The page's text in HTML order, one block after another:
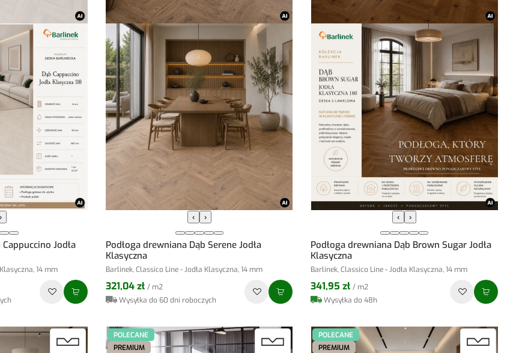
›
Jodła
14 mm
‹ ›
Podłoga drewniana Dąb Serene Jodła
Klasyczna
Barlinek, Classico Line - Jodła Klasyczna, 14 mm
321,04 zł / m2
Wysyłka do 60 dni roboczych
‹ ›
Podłoga drewniana Dąb Brown Sugar Jodła
Klasyczna
Barlinek, Classico Line - Jodła Klasyczna, 14 mm
341,95 zł / m2
Wysyłka do 48h
POLECANE
PREMIUM
POLECANE
PREMIUM